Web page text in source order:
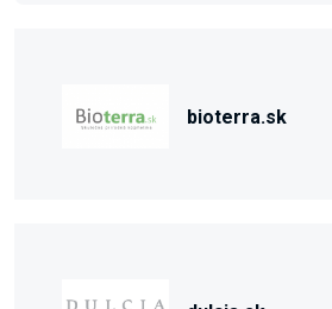
bioterra.sk